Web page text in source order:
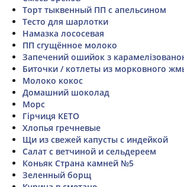
Торт тыквенный ПП с апельсином
Тесто для шарлотки
Намазка лососевая
ПП сгущённое молоко
Запечений ошийок з
Биточки / котлеты из морковного
Молоко кокос
Домашний шоколад
Морс
Гірчиця КЕТО
Хлопья гречневые
Щи из свежей капусты с индейкой
Салат с ветчиной и сельдереем
Коньяк Страна камней №5
Зеленный борщ